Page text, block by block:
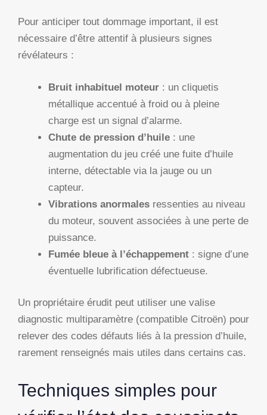
Pour anticiper tout dommage important, il est
nécessaire d’être attentif à plusieurs signes
révélateurs :
Bruit inhabituel moteur : un cliquetis
métallique accentué à froid ou à pleine
charge est un signal d’alarme.
Chute de pression d’huile : une
augmentation du jeu créé une fuite d’huile
interne, détectable via la jauge ou un
capteur.
Vibrations anormales ressenties au niveau
du moteur, souvent associées à une perte de
puissance.
Fumée bleue à l’échappement : signe d’une
éventuelle lubrification défectueuse.
Un propriétaire érudit peut utiliser une valise
diagnostic multiparamètre (compatible Citroën) pour
relever des codes défauts liés à la pression d’huile,
rarement renseignés mais utiles dans certains cas.
Techniques simples pour